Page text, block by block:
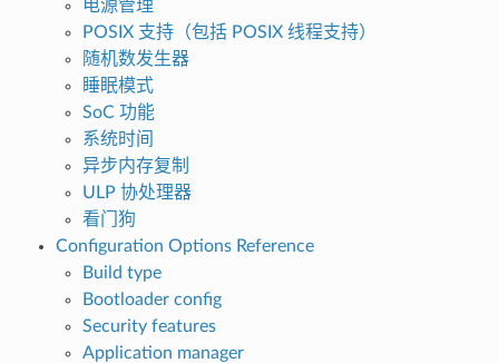
电源管理
POSIX 支持（包括 POSIX 线程支持）
随机数发生器
睡眠模式
SoC 功能
系统时间
异步内存复制
ULP 协处理器
看门狗
Configuration Options Reference
Build type
Bootloader config
Security features
Application manager